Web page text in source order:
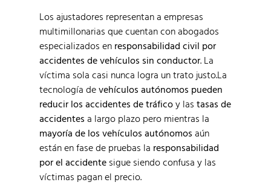
Los ajustadores representan a empresas
multimillonarias que cuentan con abogados
especializados en responsabilidad civil por
accidentes de vehículos sin conductor. La
víctima sola casi nunca logra un trato justo.La
tecnología devehículos autónomos pueden
reducir los accidentes de tráficoy las tasas de
accidentes a largo plazo pero mientras la
mayoría de los vehículos autónomos aún
están en fase de pruebas la responsabilidad
por el accidente sigue siendo confusa y las
víctimas pagan el precio.